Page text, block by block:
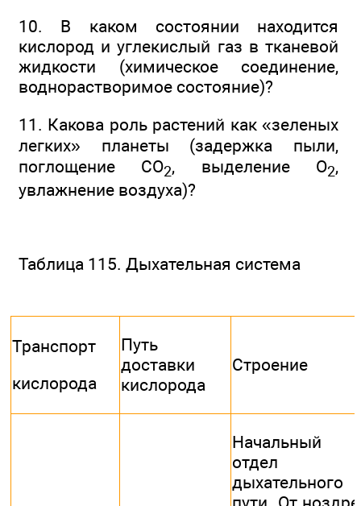
10. В каком состоянии находится
кислород и углекислый газ в тканевой
жидкости (химическое соединение,
воднорастворимое состояние)?
11. Какова роль растений как «зеленых
легких» планеты (задержка пыли,
поглощение СО2, выделение О2,
увлажнение воздуха)?
Таблица 115. Дыхательная система
Транспорт
кислорода
Путь
доставки
кислорода
Строение
Начальный
отдел
дыхательного